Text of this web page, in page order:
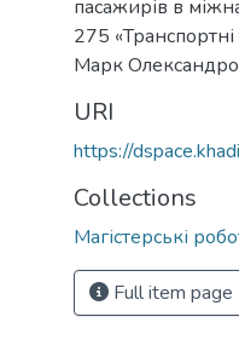
пасажирів в
275
Марк
URI
https://
Collections
Магістерські
Full item page